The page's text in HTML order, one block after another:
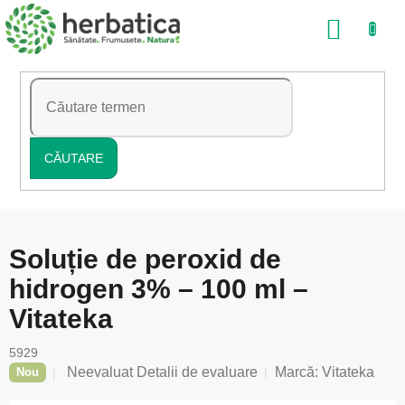
Treci
la
conținut
CĂUTARE
COŞ
Soluție de peroxid de
hidrogen 3% – 100 ml –
Vitateka
5929
Nou
Evaluarea
Neevaluat Detalii de evaluare Marcă: Vitateka